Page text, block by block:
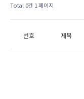
Total 0건 1 페이지
번호 제목